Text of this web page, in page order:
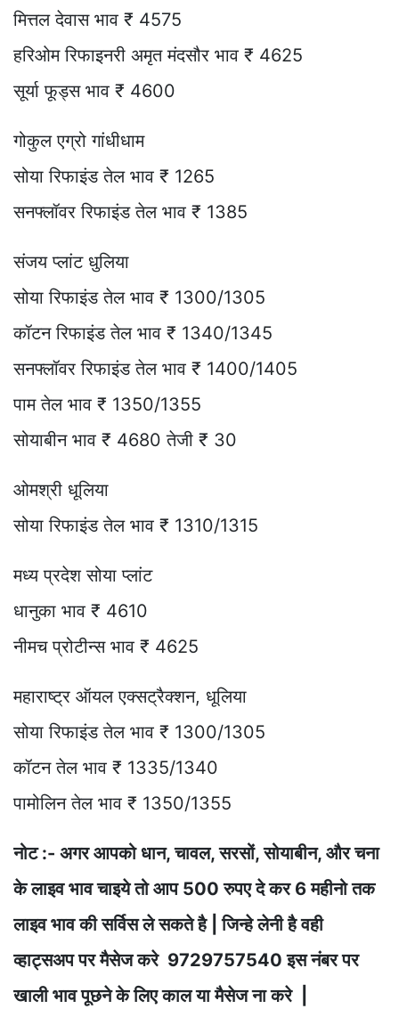
मित्तल देवास भाव ₹ 4575
हरिओम रिफाइनरी अमृत मंदसौर भाव ₹ 4625
सूर्या फूड्स भाव ₹ 4600
गोकुल एग्रो गांधीधाम
सोया रिफाइंड तेल भाव ₹ 1265
सनफ्लॉवर रिफाइंड तेल भाव ₹ 1385
संजय प्लांट धुलिया
सोया रिफाइंड तेल भाव ₹ 1300/1305
कॉटन रिफाइंड तेल भाव ₹ 1340/1345
सनफ्लॉवर रिफाइंड तेल भाव ₹ 1400/1405
पाम तेल भाव ₹ 1350/1355
सोयाबीन भाव ₹ 4680 तेजी ₹ 30
ओमश्री धूलिया
सोया रिफाइंड तेल भाव ₹ 1310/1315
मध्य प्रदेश सोया प्लांट
धानुका भाव ₹ 4610
नीमच प्रोटीन्स भाव ₹ 4625
महाराष्ट्र ऑयल एक्सट्रैक्शन, धूलिया
सोया रिफाइंड तेल भाव ₹ 1300/1305
कॉटन तेल भाव ₹ 1335/1340
पामोलिन तेल भाव ₹ 1350/1355
नोट :- अगर आपको धान, चावल, सरसों, सोयाबीन, और चना
के लाइव भाव चाइये तो आप 500 रुपए दे कर 6 महीनो तक
लाइव भाव की सर्विस ले सकते है | जिन्हे लेनी है वही
व्हाट्सअप पर मैसेज करे 9729757540 इस नंबर पर
खाली भाव पूछने के लिए काल या मैसेज ना करे |